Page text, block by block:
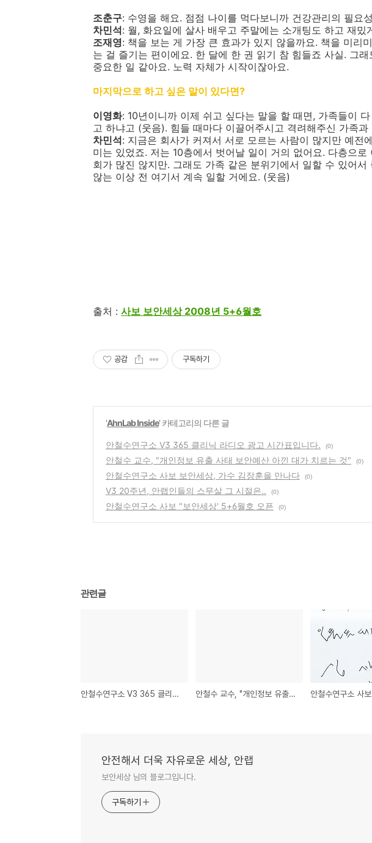
조춘구: 수영을 해요. 점점 나이를 먹다보니까 건강관리의 필요
차민석: 월, 화요일에 살사 배우고 주말에는 소개팅도 하고 재밌
조재영: 책을 보는 게 가장 큰 효과가 있지 않을까요. 책을 미리
는 걸 즐기는 편이에요. 한 달에 한 권 읽기 참 힘들죠 사실. 그
중요한 일 같아요. 노력 자체가 시작이잖아요.
마지막으로 하고 싶은 말이 있다면?
이영화: 10년이니까 이제 쉬고 싶다는 말을 할 때면, 가족들이
고 하냐고 (웃음). 힘들 때마다 이끌어주시고 격려해주신 가족과
차민석: 지금은 회사가 커져서 서로 모르는 사람이 많지만 예전
미는 있었죠. 저는 10층에서 벗어날 일이 거의 없어요. 다층으
회가 많진 않지만. 그래도 가족 같은 분위기에서 일할 수 있어서
않는 이상 전 여기서 계속 일할 거에요. (웃음)
출처 : 사보 보안세상 2008년 5+6월호
공감 구독하기
'AhnLab Inside' 카테고리의 다른 글
안철수연구소 V3 365 클리닉 라디오 광고 시간표입니다. (0)
안철수 교수, "개인정보 유출 사태 보안예산 아낀 대가 치르는 것" (0)
안철수연구소 사보 보안세상, 가수 김장훈을 만나다 (0)
V3 20주년, 안랩인들의 스무살 그 시절은.. (0)
안철수연구소 사보 "보안세상' 5+6월호 오픈 (0)
관련글
안철수연구소 V3 365 클리닉 라디오 광고 시간표입니다. 안철수 교수, "개인정보 유출 사태 보안예산 아낀 대가 치르는 것"
안전해서 더욱 자유로운 세상, 안랩
보안세상 님의 블로그입니다.
구독하기